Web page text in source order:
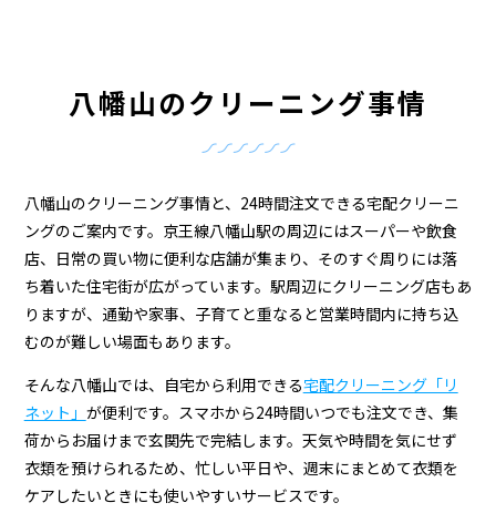
宅
配
ク
リ
ー
ニ
ン
グ
八幡山のクリーニング事情
八幡山のクリーニング事情と、24時間注文できる宅配クリーニ
ングのご案内です。京王線八幡山駅の周辺にはスーパーや飲食
店、日常の買い物に便利な店舗が集まり、そのすぐ周りには落
ち着いた住宅街が広がっています。駅周辺にクリーニング店もあ
りますが、通勤や家事、子育てと重なると営業時間内に持ち込
むのが難しい場面もあります。
そんな八幡山では、自宅から利用できる宅配クリーニング「リ
ネット」 が便利です。スマホから24時間いつでも注文でき、集
荷からお届けまで玄関先で完結します。天気や時間を気にせず
衣類を預けられるため、忙しい平日や、週末にまとめて衣類を
ケアしたいときにも使いやすいサービスです。